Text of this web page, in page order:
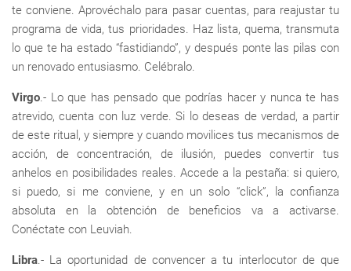
te conviene. Aprovéchalo para pasar cuentas, para reajustar tu
programa de vida, tus prioridades. Haz lista, quema, transmuta
lo que te ha estado “fastidiando”, y después ponte las pilas con
un renovado entusiasmo. Celébralo.
Virgo.- Lo que has pensado que podrías hacer y nunca te has
atrevido, cuenta con luz verde. Si lo deseas de verdad, a partir
de este ritual, y siempre y cuando movilices tus mecanismos de
acción, de concentración, de ilusión, puedes convertir tus
anhelos en posibilidades reales. Accede a la pestaña: si quiero,
si puedo, si me conviene, y en un solo “click”, la confianza
absoluta en la obtención de beneficios va a activarse.
Conéctate con Leuviah.
Libra.- La oportunidad de convencer a tu interlocutor de que